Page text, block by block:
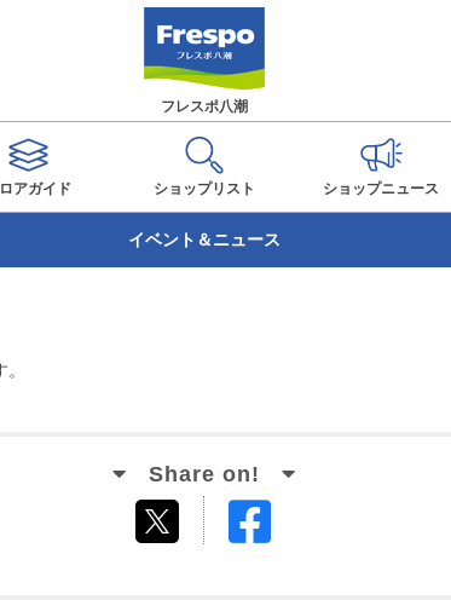
フレスポ八潮
アガイド ショップリスト ショップニュース
イベント＆ニュース